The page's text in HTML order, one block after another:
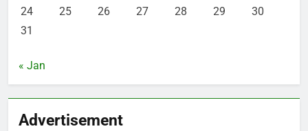
24
25 26 27 28 29
30
31
« Jan
Advertisement